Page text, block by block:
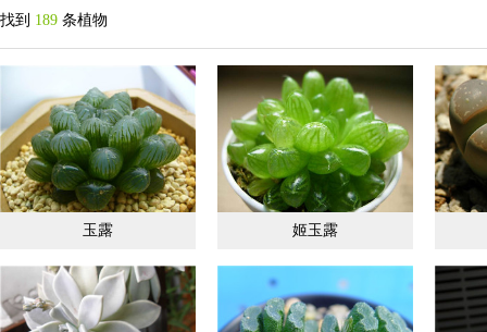
找到 189 条植物
玉露 姬玉露